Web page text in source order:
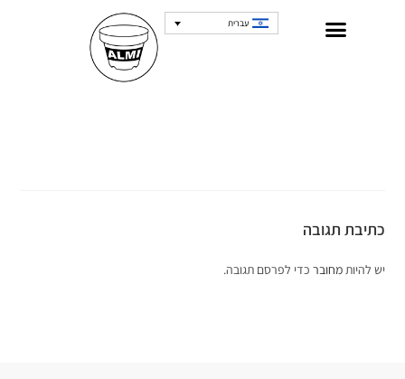
עברית
כתיבת תגובה
יש להיותמחובר כדי לפרסם תגובה.